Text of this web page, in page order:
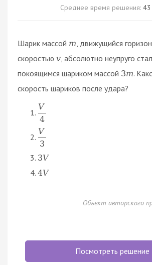
Среднее время решения: 43
Шарик массой m , движущийся
скоростью v , абсолютно неупруго
покоящимся шариком массой 3m.
скорость шариков после удара?
V
4
V
3
3V
4V
Объект авторского
Посмотреть решение